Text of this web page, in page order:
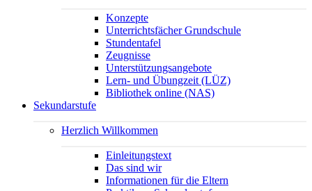
Konzepte
Unterrichtsfächer Grundschule
Stundentafel
Zeugnisse
Unterstützungsangebote
Lern- und Übungzeit (LÜZ)
Bibliothek online (NAS)
Sekundarstufe
Herzlich Willkommen
Einleitungstext
Das sind wir
Informationen für die Eltern